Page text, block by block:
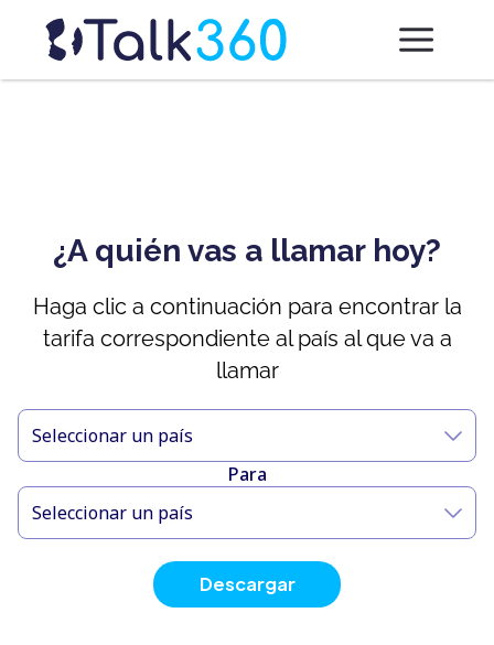
¿A quién vas a llamar hoy?
Haga clic a continuación para encontrar la
tarifa correspondiente al país al que va a
llamar
Seleccionar un país
Para
Seleccionar un país
Descargar